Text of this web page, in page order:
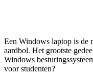
Een Windows laptop is de
aardbol. Het grootste
Windows
voor studenten?